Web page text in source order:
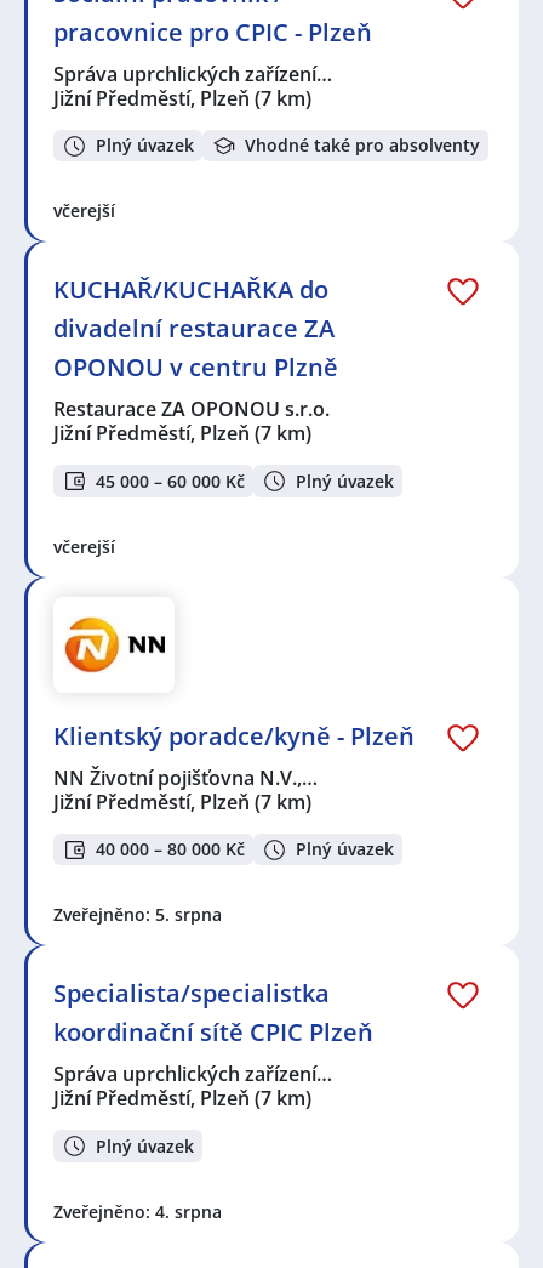
pracovnice pro CPIC - Plzeň
Správa uprchlických zařízení…
Jižní Předměstí, Plzeň (7 km)
Plný úvazek Vhodné také pro absolventy
včerejší
KUCHAŘ/KUCHAŘKA do
divadelní restaurace ZA
OPONOU v centru Plzně
Restaurace ZA OPONOU s.r.o.
Jižní Předměstí, Plzeň (7 km)
45 000 – 60 000 Kč Plný úvazek
včerejší
Klientský poradce/kyně - Plzeň
NN Životní pojišťovna N.V.,…
Jižní Předměstí, Plzeň (7 km)
40 000 – 80 000 Kč Plný úvazek
Zveřejněno: 5. srpna
Specialista/specialistka
koordinační sítě CPIC Plzeň
Správa uprchlických zařízení…
Jižní Předměstí, Plzeň (7 km)
Plný úvazek
Zveřejněno: 4. srpna